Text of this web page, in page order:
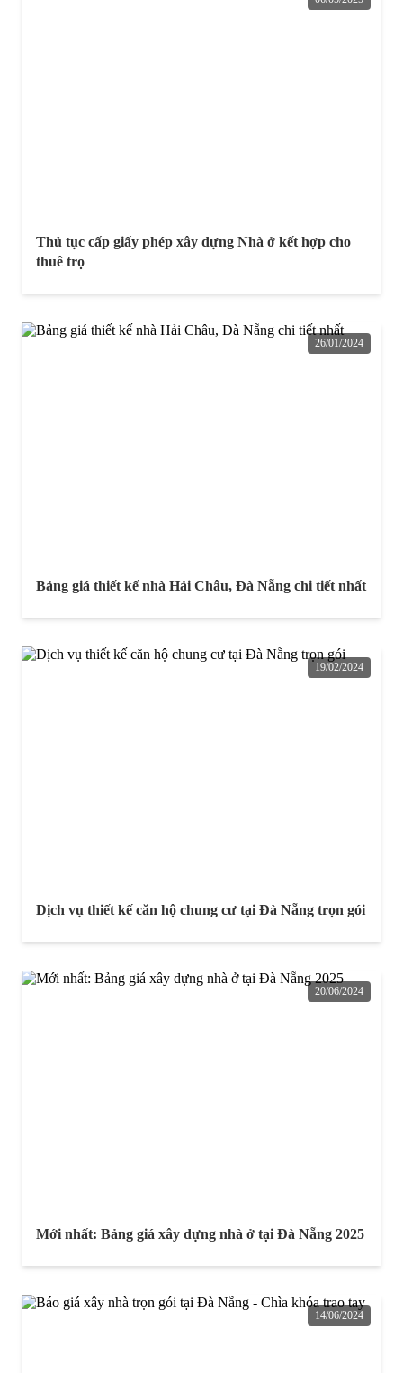
Thủ tục cấp giấy phép xây dựng Nhà ở kết hợp cho
thuê trọ
26/01/2024
Bảng giá thiết kế nhà Hải Châu, Đà Nẵng chi tiết nhất
19/02/2024
Dịch vụ thiết kế căn hộ chung cư tại Đà Nẵng trọn gói
20/06/2024
Mới nhất: Bảng giá xây dựng nhà ở tại Đà Nẵng 2025
14/06/2024